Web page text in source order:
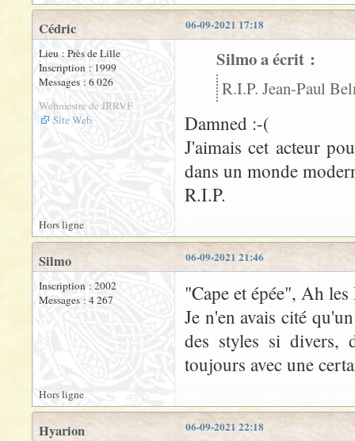
06-09-2021 17:18
Cédric
Lieu : Près de Lille
Inscription : 1999
Messages : 6 026
Webmestre de JRRVF
Site Web
Silmo a écrit :
R.I.P. Jean-Paul
Damned :-(
J'aimais cet acteur
dans un monde
R.I.P.
Hors ligne
06-09-2021 21:46
Silmo
Inscription : 2002
Messages : 4 267
"Cape et épée", Ah
Je n'en avais cité
des styles si divers,
toujours avec une
Hors ligne
06-09-2021 22:18
Hyarion